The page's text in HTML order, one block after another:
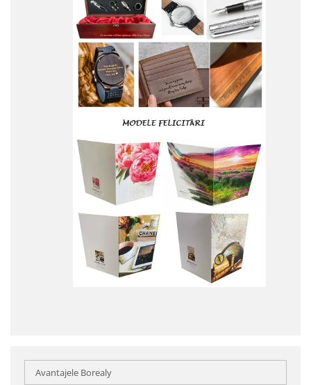
Avantajele Borealy